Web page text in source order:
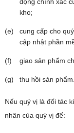
kho;
cung cấp cho
cập nhật phần
giao sản phẩm
thu hồi sản phẩm.
Nếu quý vị là đối tác
nhân của quý vị để: